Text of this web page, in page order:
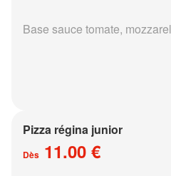
Base sauce tomate,
Pizza régina junior
Dès 11.00 €